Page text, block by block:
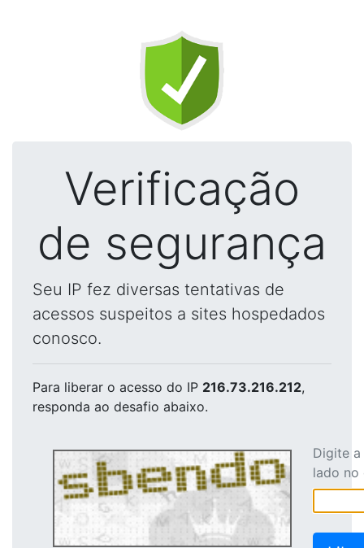
Verificação
de segurança
Seu IP fez diversas tentativas de
acessos suspeitos a sites hospedados
conosco.
Para liberar o acesso do IP 216.73.216.212,
responda ao desafio abaixo.
Digite
lado no